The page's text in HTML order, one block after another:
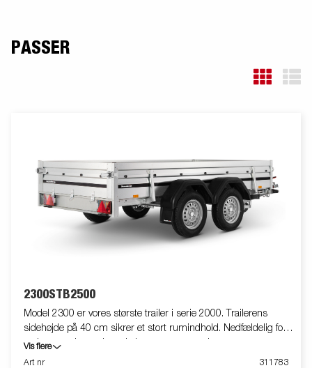
PASSER
2300STB2500
Model 2300 er vores største trailer i serie 2000. Trailerens
sidehøjde på 40 cm sikrer et stort rumindhold. Nedfældelig for-
og bagsmæk gør det enkelt at transportere længere emner.
Indvendige surringsøjer for nem fastsurring af lasten. Som altid
Vis flere
Art nr
311783